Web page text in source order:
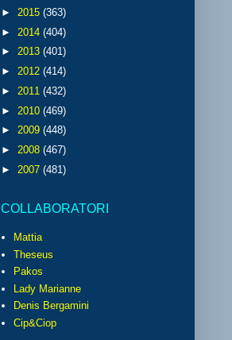
► 2015 (363)
► 2014 (404)
► 2013 (401)
► 2012 (414)
► 2011 (432)
► 2010 (469)
► 2009 (448)
► 2008 (467)
► 2007 (481)
COLLABORATORI
Mattia
Theseus
Pakos
Lady Marianne
Denis Bergamini
Cip&Ciop